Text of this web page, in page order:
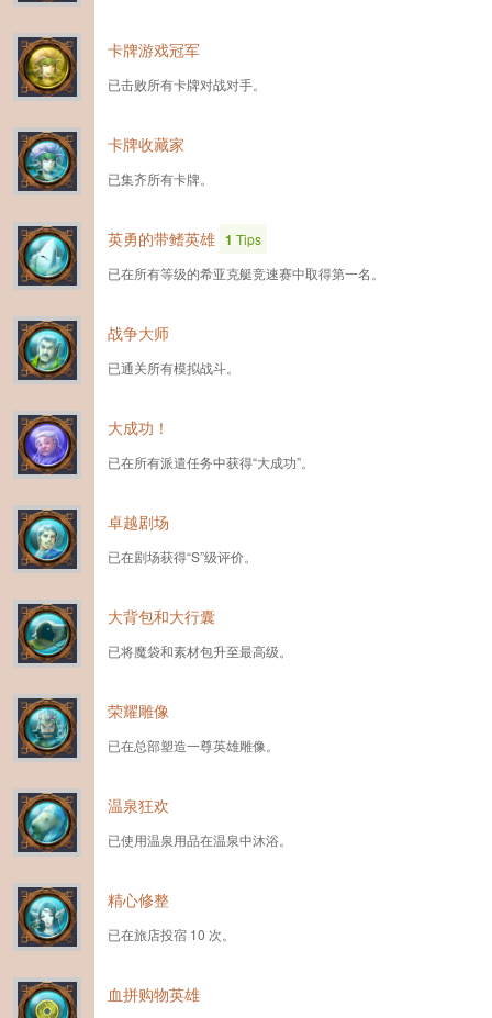
卡牌游戏冠军
已击败所有卡牌对战对手。
卡牌收藏家
已集齐所有卡牌。
英勇的带鳍英雄 1 Tips
已在所有等级的希亚克艇竞速赛中取得第一名。
战争大师
已通关所有模拟战斗。
大成功！
已在所有派遣任务中获得“大成功”。
卓越剧场
已在剧场获得“S”级评价。
大背包和大行囊
已将魔袋和素材包升至最高级。
荣耀雕像
已在总部塑造一尊英雄雕像。
温泉狂欢
已使用温泉用品在温泉中沐浴。
精心修整
已在旅店投宿 10 次。
血拼购物英雄